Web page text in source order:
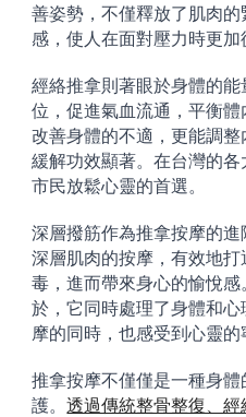
善姿勢，不僅釋放了肌肉
感，使人在面對壓力時更加
經絡推拿則著眼於身體的
位，促進氣血流通，平衡
改善身體的不適，更能調
緩解功效顯著。在台灣的
市民放鬆心靈的首選。
深層撥筋作為推拿按摩的
深層肌肉的按摩，有效地
毒，進而帶來身心的愉悅
於，它同時處理了身體和
摩的同時，也感受到心靈的
推拿按摩不僅僅是一種身
護。透過傳統整骨整復、